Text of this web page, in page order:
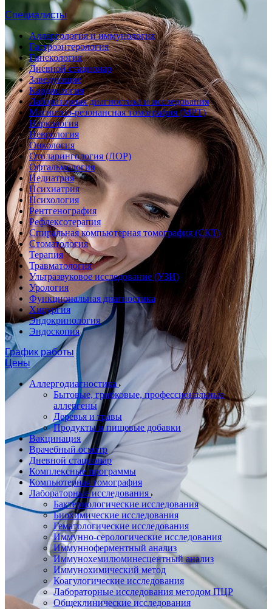
Специалисты
Аллергология и иммунология
Гастроэнтерология
Гинекология
Дневной стационар
Заведующие
Кардиология
Лабораторная диагностика и исследования
Магнитно-резонансная томография (МРТ)
Наркология
Неврология
Онкология
Отоларингология (ЛОР)
Офтальмология
Педиатрия
Психиатрия
Психология
Рентгенография
Рефлексотерапия
Спиральная компьютерная томография (СКТ)
Стоматология
Терапия
Травматология
Ультразвуковое исследование (УЗИ)
Урология
Функциональная диагностика
Хирургия
Эндокринология
Эндоскопия
График работы
Цены
Аллергодиагностика
Бытовые, грибковые, профессиональные
аллергены
Деревья и травы
Продукты и пищевые добавки
Вакцинация
Врачебный осмотр
Дневной стационар
Комплексные программы
Компьютерная томография
Лабораторные исследования
Бактериологические исследования
Биохимические исследования
Гематологические исследования
Иммунно-серологические исследования
Иммунноферментный анализ
Иммунохемилюминесцентный анализ
Иммунохимический метод
Коагулогические исследования
Лабораторные исследования методом ПЦР
Общеклинические исследования